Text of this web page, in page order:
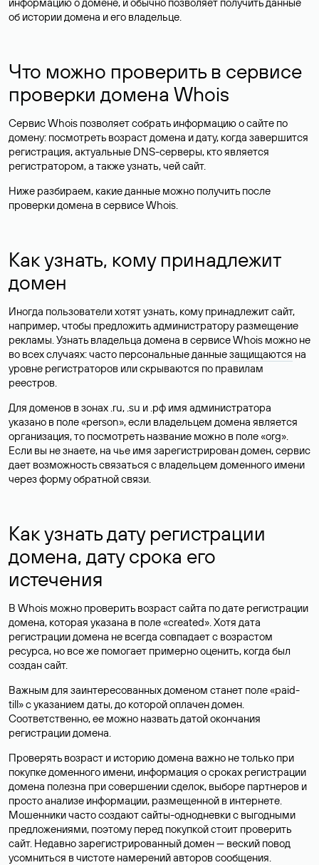
об истории домена и его владельце.
Что можно проверить в сервисе
проверки домена Whois
Сервис Whois позволяет собрать информацию о сайте по
домену: посмотреть возраст домена и дату, когда завершится
регистрация, актуальные DNS-серверы, кто является
регистратором, а также узнать, чей сайт.
Ниже разбираем, какие данные можно получить после
проверки домена в сервисе Whois.
Как узнать, кому принадлежит
домен
Иногда пользователи хотят узнать, кому принадлежит сайт,
например, чтобы предложить администратору размещение
рекламы. Узнать владельца домена в сервисе Whois можно не
во всех случаях: часто персональные данныезащищаются на
уровне регистраторов или скрываются по правилам
реестров.
Для доменов в зонах .ru, .su и .рф имя администратора
указано в поле «person», если владельцем домена является
организация, то посмотреть название можно в поле «org».
Если вы не знаете, на чье имя зарегистрирован домен, сервис
дает возможность связаться с владельцем доменного имени
через форму обратной связи.
Как узнать дату регистрации
домена, дату срока его
истечения
В Whois можно проверить возраст сайта по дате регистрации
домена, которая указана в поле «created». Хотя дата
регистрации домена не всегда совпадает с возрастом
ресурса, но все же помогает примерно оценить, когда был
создан сайт.
Важным для заинтересованных доменом станет поле «paid-
till» с указанием даты, до которой оплачен домен.
Соответственно, ее можно назвать датой окончания
регистрации домена.
Проверять возраст и историю домена важно не только при
покупке доменного имени, информация о сроках регистрации
домена полезна при совершении сделок, выборе партнеров и
просто анализе информации, размещенной в интернете.
Мошенники часто создают сайты-однодневки с выгодными
предложениями, поэтому перед покупкой стоит проверить
сайт. Недавно зарегистрированный домен — веский повод
усомниться в чистоте намерений авторов сообщения.